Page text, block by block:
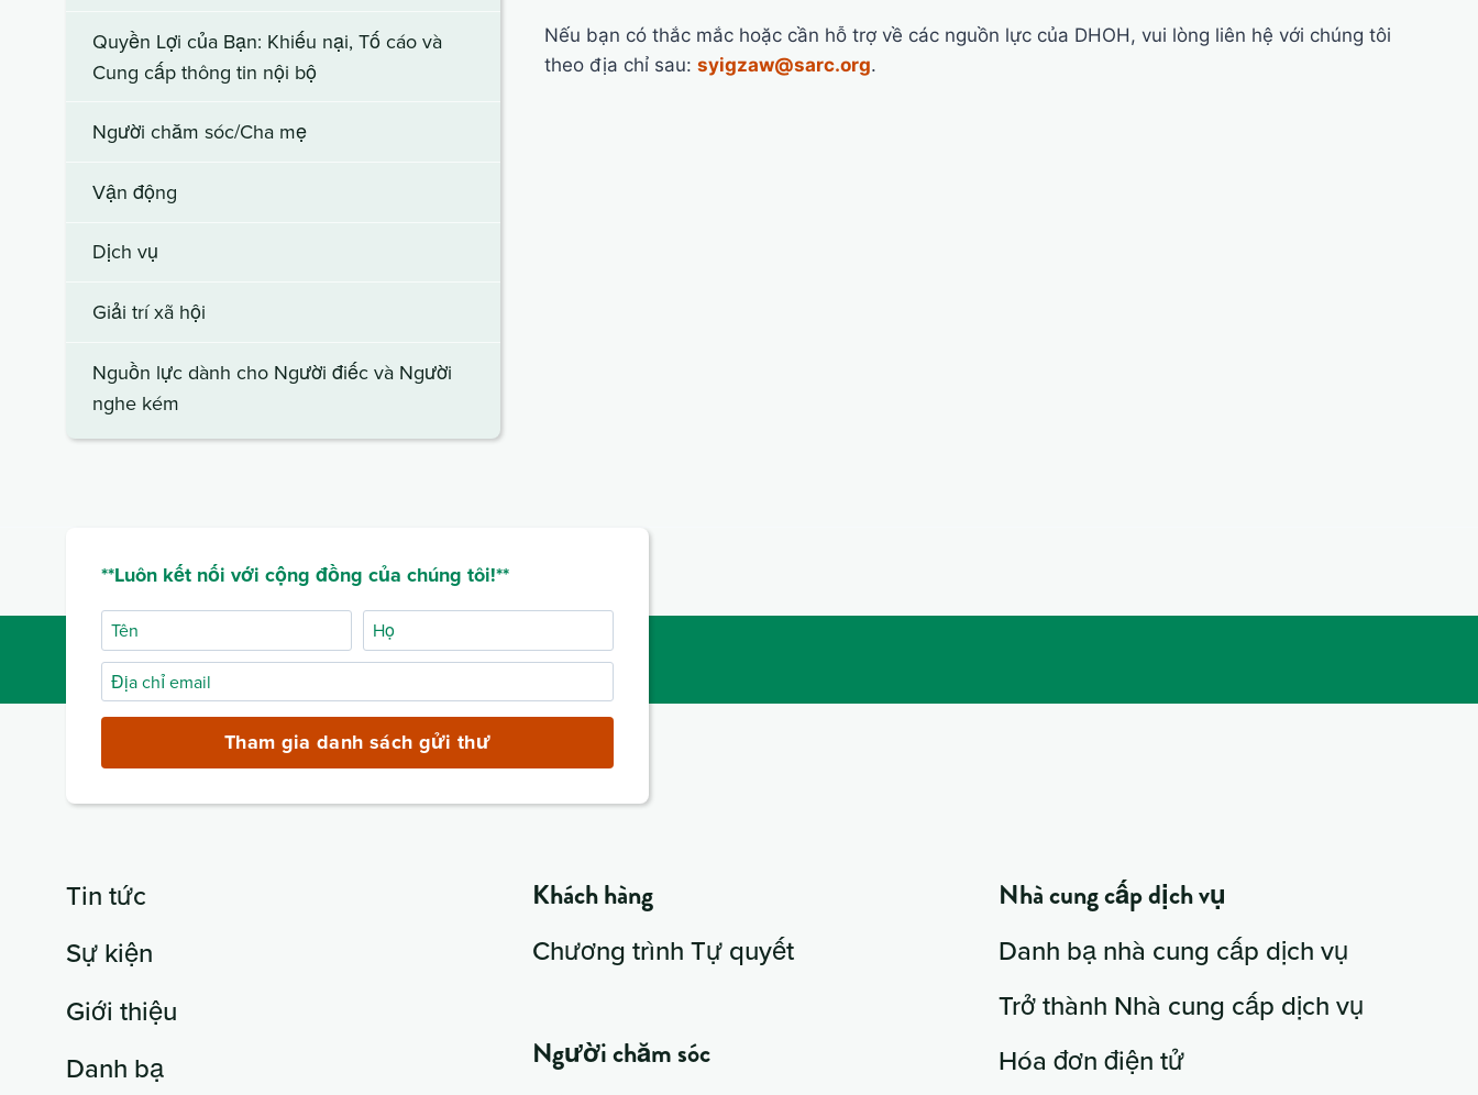
Quyền Lợi của Bạn: Khiếu nại, Tố cáo và
Cung cấp thông tin nội bộ
Người chăm sóc/Cha mẹ
Vận động
Dịch vụ
Giải trí xã hội
Nguồn lực dành cho Người điếc và Người
nghe kém
Nếu bạn có thắc mắc hoặc cần hỗ trợ về các nguồn lực của DHOH, vui lòng liên hệ với chúng tôi
theo địa chỉ sau: syigzaw@sarc.org.
**Luôn kết nối với cộng đồng của chúng tôi!**
Tên Họ
Địa
chỉ
(bắt
Tham gia danh sách gửi thư
Tin tức
Sự kiện
Giới thiệu
Danh bạ
Khách hàng
Chương trình Tự quyết
Người chăm sóc
Nhà cung cấp dịch vụ
Danh bạ nhà cung cấp dịch vụ
Trở thành Nhà cung cấp dịch vụ
Hóa đơn điện tử